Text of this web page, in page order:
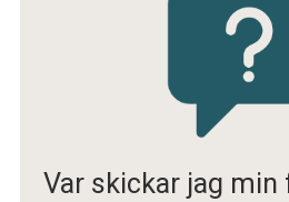
Var skickar jag min